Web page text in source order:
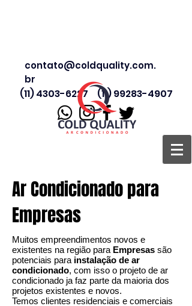
contato@coldquality.com.
br
(11) 4303-6227 (11) 99283-4907
Ar Condicionado para
Empresas
Muitos empreendimentos novos e
existentes na região para Empresas são
potenciais para instalação de ar
condicionado, com isso o projeto de ar
condicionado ja faz parte da maioria dos
projetos existentes e novos.
Temos clientes residenciais e comerciais